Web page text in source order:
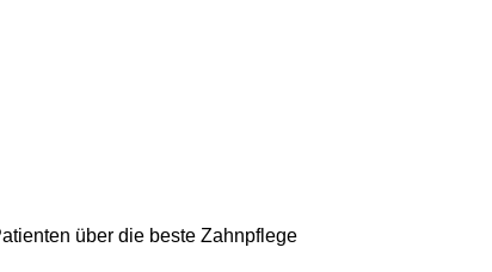
über die beste Zahnpflege